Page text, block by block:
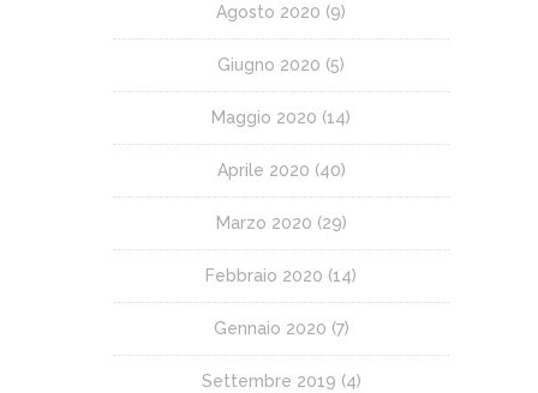
Agosto 2020 (9)
Giugno 2020 (5)
Maggio 2020 (14)
Aprile 2020 (40)
Marzo 2020 (29)
Febbraio 2020 (14)
Gennaio 2020 (7)
Settembre 2019 (4)